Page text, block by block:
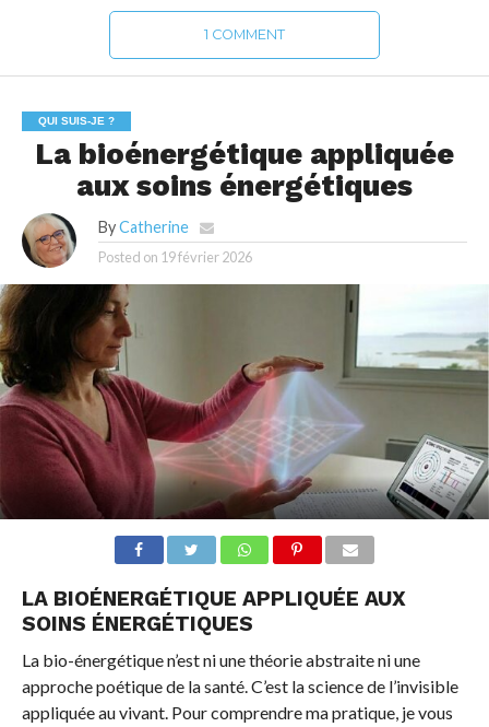
1 COMMENT
QUI SUIS-JE ?
La bioénergétique appliquée
aux soins énergétiques
By Catherine
Posted on 19 février 2026
LA BIOÉNERGÉTIQUE APPLIQUÉE AUX
SOINS ÉNERGÉTIQUES
La bio-énergétique n’est ni une théorie abstraite ni une
approche poétique de la santé. C’est la science de l’invisible
appliquée au vivant. Pour comprendre ma pratique, je vous